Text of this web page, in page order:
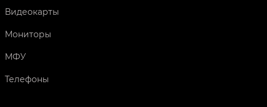
Видеокарты
Мониторы
МФУ
Телефоны